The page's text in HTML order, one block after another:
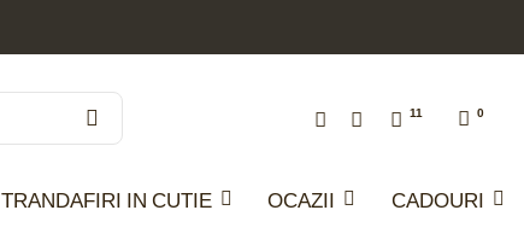
11 0
TRANDAFIRI IN CUTIE OCAZII CADOURI